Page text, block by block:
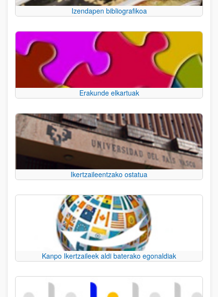
Izendapen bibliografikoa
Erakunde elkartuak
Ikertzaileentzako ostatua
Kanpo Ikertzaileek aldi baterako egonaldiak